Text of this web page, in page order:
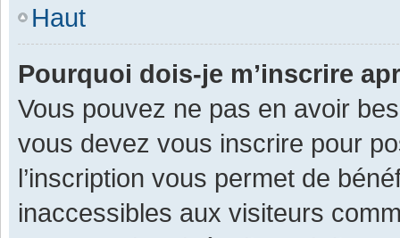
Haut
Pourquoi dois-je m’inscrire
Vous pouvez ne pas en avoir
vous devez vous inscrire pour
l’inscription vous permet de
inaccessibles aux visiteurs